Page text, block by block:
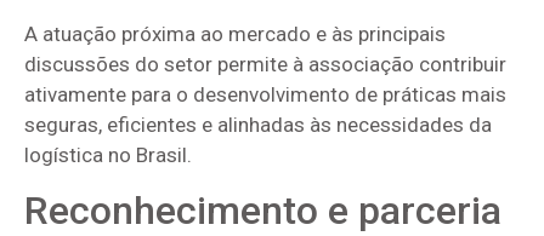
A atuação próxima ao mercado e às principais
discussões do setor permite à associação contribuir
ativamente para o desenvolvimento de práticas mais
seguras, eficientes e alinhadas às necessidades da
logística no Brasil.
Reconhecimento e parceria